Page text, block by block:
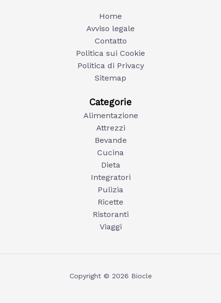
Home
Avviso legale
Contatto
Politica sui Cookie
Politica di Privacy
Sitemap
Categorie
Alimentazione
Attrezzi
Bevande
Cucina
Dieta
Integratori
Pulizia
Ricette
Ristoranti
Viaggi
Copyright © 2026 Biocle